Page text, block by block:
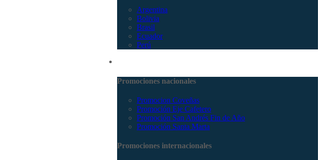
Argentina
Bolivia
Brasil
Ecuador
Perú
Promociones nacionales
Promocion Coveñas
Promoción Eje Cafetero
Promoción San Andrés Fin de Año
Promoción Santa Marta
Promociones internacionales